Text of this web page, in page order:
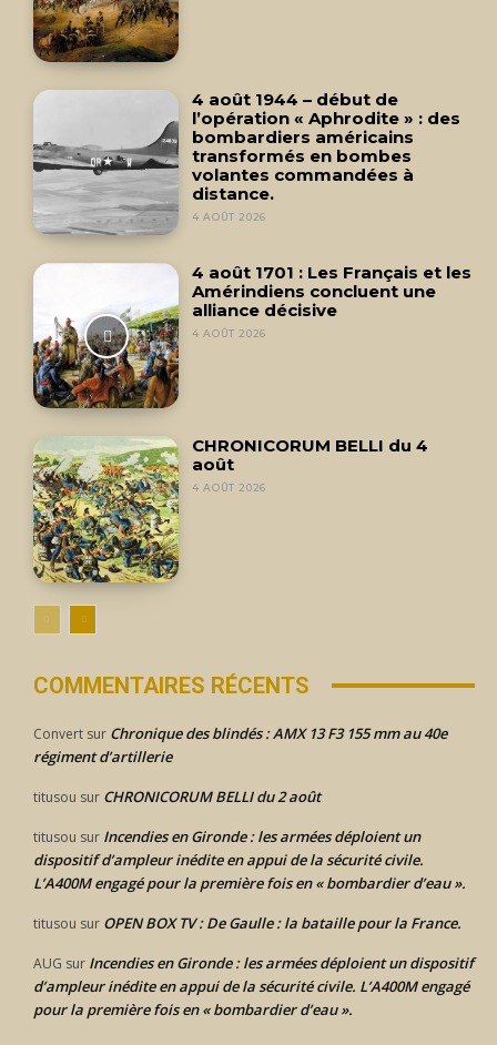
4 août 1944 – début de
l’opération « Aphrodite » : des
bombardiers américains
transformés en bombes
volantes commandées à
distance.
4 AOÛT 2026
4 août 1701 : Les Français et les
Amérindiens concluent une
alliance décisive
4 AOÛT 2026
CHRONICORUM BELLI du 4
août
4 AOÛT 2026
COMMENTAIRES RÉCENTS
Convert sur Chronique des blindés : AMX 13 F3 155 mm au 40e
régiment d’artillerie
titusou sur CHRONICORUM BELLI du 2 août
titusou sur Incendies en Gironde : les armées déploient un
dispositif d’ampleur inédite en appui de la sécurité civile.
L’A400M engagé pour la première fois en « bombardier d’eau ».
titusou sur OPEN BOX TV : De Gaulle : la bataille pour la France.
AUG sur Incendies en Gironde : les armées déploient un dispositif
d’ampleur inédite en appui de la sécurité civile. L’A400M engagé
pour la première fois en « bombardier d’eau ».